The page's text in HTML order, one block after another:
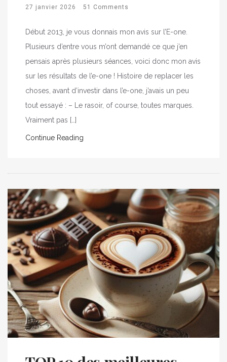
27 janvier 2026 51 Comments
Début 2013, je vous donnais mon avis sur l’E-one.
Plusieurs d’entre vous m’ont demandé ce que j’en
pensais après plusieurs séances, voici donc mon avis
sur les résultats de l’e-one ! Histoire de replacer les
choses, avant d’investir dans l’e-one, j’avais un peu
tout essayé : – Le rasoir, of course, toutes marques.
Vraiment pas […]
Continue Reading